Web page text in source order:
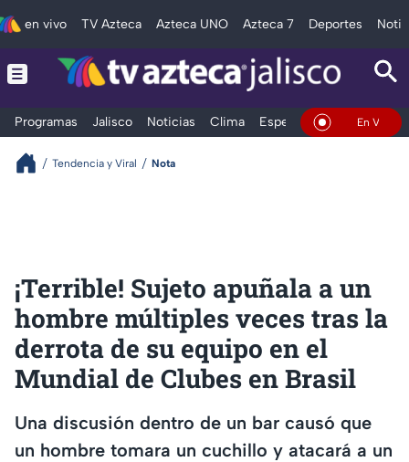
en vivo TV Azteca Azteca UNO Azteca 7 Deportes
Programas Jalisco Noticias Clima Espectáculos Deportes
En Vivo
Tendencia y Viral Nota
¡Terrible! Sujeto apuñala a un
hombre múltiples veces tras la
derrota de su equipo en el
Mundial de Clubes en Brasil
Una discusión dentro de un bar causó que
un hombre tomara un cuchillo y atacará a un